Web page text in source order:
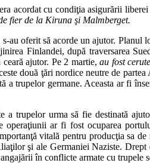
acordat cu condiţia asigurării
fier de la Kiruna şi Malmberget.
au oferit să acorde un ajutor. Planul
Finlandei, după traversarea
ajutor. Pe 2 martie,au fost
două ţări nordice neutre de
a trupelor germane. Aceasta ar fi
a trupelor urma să fie destinată
operaţiunii ar fi fost ocuparea
vitală pentru producţia sa
şi ale Germaniei Naziste.
în conflicte armate cu trupele